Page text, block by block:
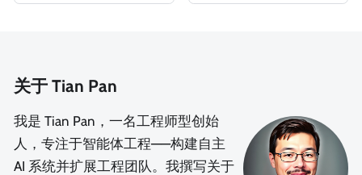
关于 Tian Pan
我是 Tian Pan，一名工程师型创始
人，专注于智能体工程——构建自主
AI 系统并扩展工程团队。我撰写关于